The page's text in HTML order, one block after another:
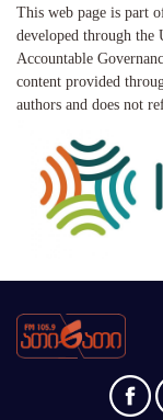
This web page is part
developed through the
Accountable
content provided
authors and does not